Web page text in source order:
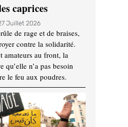
caprices
Juillet 2026
de rage et de braises,
contre la solidarité.
amateurs au front, la
n’a pas besoin
le feu aux poudres.